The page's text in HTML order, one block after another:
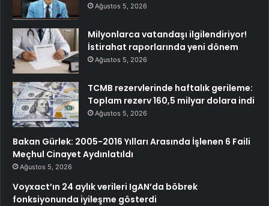
Ağustos 5, 2026
Milyonlarca vatandaşı ilgilendiriyor!
İstirahat raporlarında yeni dönem
Ağustos 5, 2026
TCMB rezervlerinde haftalık gerileme:
Toplam rezerv 160,5 milyar dolara indi
Ağustos 5, 2026
Bakan Gürlek: 2005-2016 Yılları Arasında İşlenen 6 Faili
Meçhul Cinayet Aydınlatıldı
Ağustos 5, 2026
Voyxact’ın 24 aylık verileri IgAN’da böbrek
fonksiyonunda iyileşme gösterdi